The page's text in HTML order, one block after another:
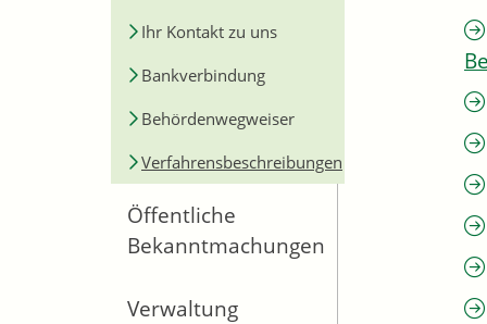
Ihr Kontakt zu uns
Bankverbindung
Behördenwegweiser
Verfahrensbeschreibungen
Öffentliche
Bekanntmachungen
Verwaltung